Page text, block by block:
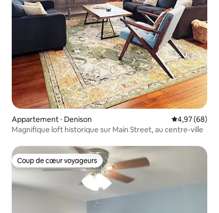
Appartement ⋅ Denison Évaluation
4,97 (68)
Magnifique loft historique sur Main Street, au centre-ville
Coup de cœur voyageurs
Coup de cœur voyageurs